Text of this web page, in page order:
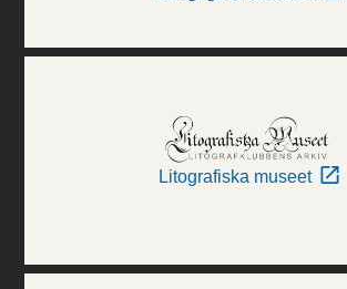
Litografiska museet